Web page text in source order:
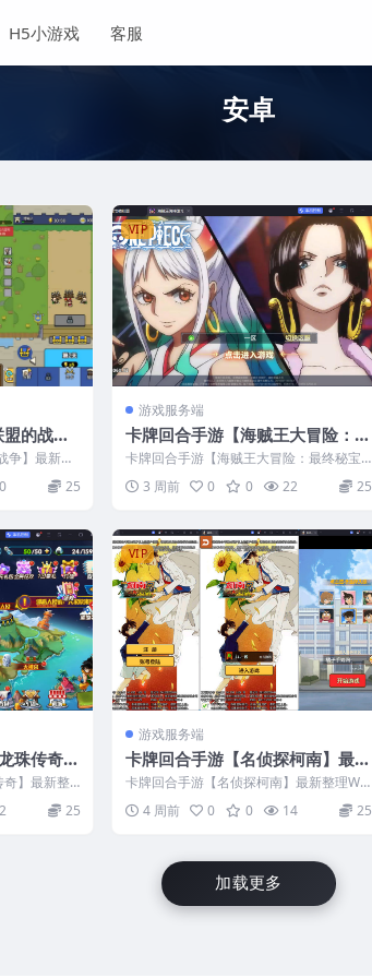
H5小游戏 客服
安卓
的战
服务端
争】最新整
25
VIP
游戏服务端
卡牌回合手游【海贼王大冒险：最
终秘宝多区跨服代金券版】最新整
理Ubuntu手工服务端+管理后台
+CDK授权后台+安卓+视频教程
卡牌回合手游【海贼王大冒险：最终秘宝
多区跨服代金券版】最新整理Ubuntu手工
服...3 周前 0 0 22 25
珠传奇】
安卓+GM
奇】最新整
+视频教程
25
VIP
游戏服务端
卡牌回合手游【名侦探柯南】最新
整理Win系服务端+安卓苹果双端
+物品id+运营后台+视频教程
卡牌回合手游【名侦探柯南】最新整理Win
系服务端+安卓苹果双端+物品id+运营后...
4 周前 0 0 14 25
加载更多